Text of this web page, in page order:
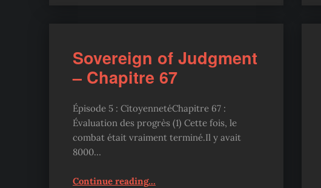
Sovereign of Judgment
– Chapitre 67
Épisode 5 : CitoyennetéChapitre 67 :
Évaluation des progrès (1) Cette fois, le
combat était vraiment terminé.Il y avait
8000…
Continue reading“Sovereign of Judgment – Chapitre 67”
…